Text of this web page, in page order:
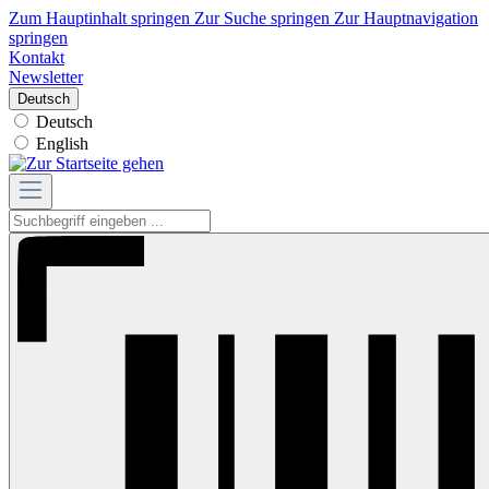
Zum Hauptinhalt springen Zur Suche springen Zur Hauptnavigation
springen
Kontakt
Newsletter
Deutsch
Deutsch
English